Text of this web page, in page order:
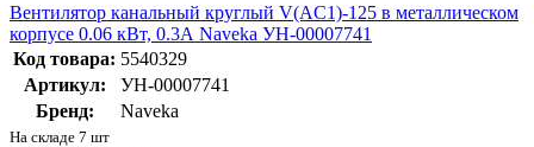
Вентилятор канальный круглый V(AC1)-125 в металлическом
корпусе 0.06 кВт, 0.3А Naveka УН-00007741
Код товара: 5540329
Артикул:
УН-00007741
Бренд:
Naveka
На складе 7 шт